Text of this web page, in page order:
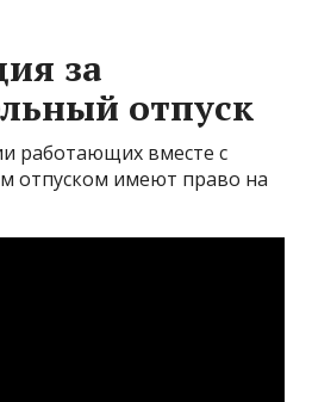
за
отпуск
работающих вместе с
отпуском имеют право на